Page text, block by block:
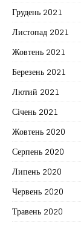
Грудень 2021
Листопад 2021
Жовтень 2021
Березень 2021
Лютий 2021
Січень 2021
Жовтень 2020
Серпень 2020
Липень 2020
Червень 2020
Травень 2020